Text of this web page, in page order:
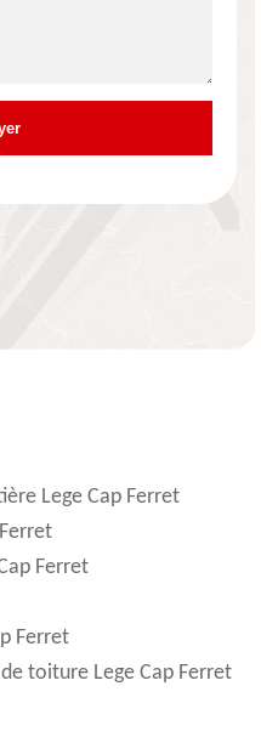
Lege Cap Ferret
Ferret
Ferret
toiture Lege Cap Ferret